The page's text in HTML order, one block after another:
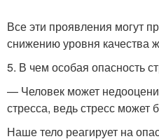
Все эти проявления могут
снижению уровня качества
5. В чем особая опасность
— Человек может
стресса, ведь стресс может
Наше тело реагирует на